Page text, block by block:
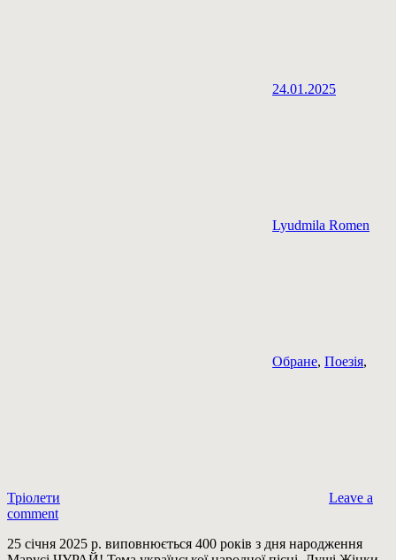
24.01.2025
Lyudmila Romen
Обране, Поезія,
Тріолети
Leave a
comment
25 січня 2025 р. виповнюється 400 років з дня народження